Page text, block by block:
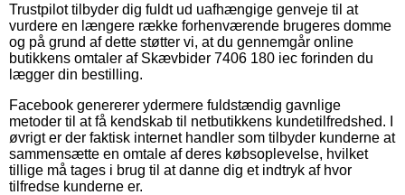
Trustpilot tilbyder dig fuldt ud uafhængige genveje til at
vurdere en længere række forhenværende brugeres domme
og på grund af dette støtter vi, at du gennemgår online
butikkens omtaler af Skævbider 7406 180 iec forinden du
lægger din bestilling.
Facebook genererer ydermere fuldstændig gavnlige
metoder til at få kendskab til netbutikkens kundetilfredshed. I
øvrigt er der faktisk internet handler som tilbyder kunderne at
sammensætte en omtale af deres købsoplevelse, hvilket
tillige må tages i brug til at danne dig et indtryk af hvor
tilfredse kunderne er.